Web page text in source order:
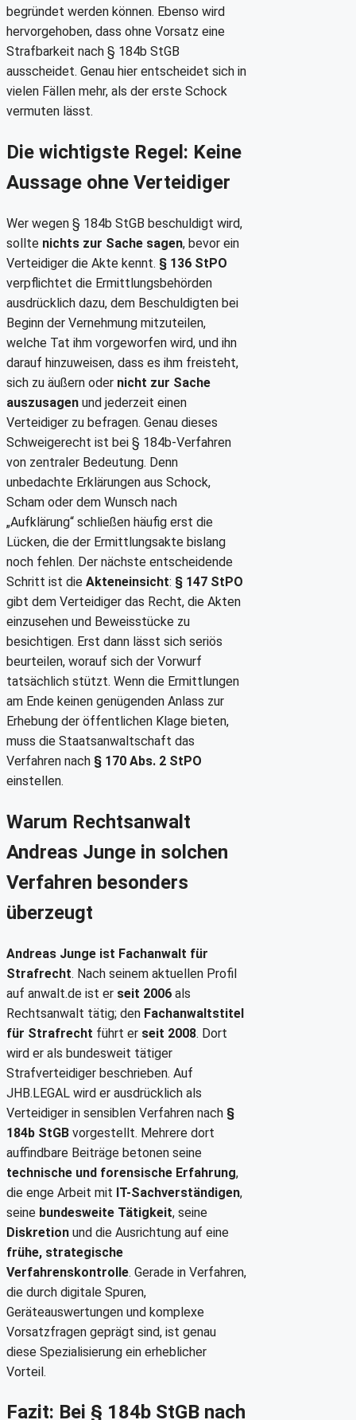
begründet werden können. Ebenso wird
hervorgehoben, dass ohne Vorsatz eine
Strafbarkeit nach § 184b StGB
ausscheidet. Genau hier entscheidet sich in
vielen Fällen mehr, als der erste Schock
vermuten lässt.
Die wichtigste Regel: Keine
Aussage ohne Verteidiger
Wer wegen § 184b StGB beschuldigt wird,
sollte nichts zur Sache sagen, bevor ein
Verteidiger die Akte kennt. § 136 StPO
verpflichtet die Ermittlungsbehörden
ausdrücklich dazu, dem Beschuldigten bei
Beginn der Vernehmung mitzuteilen,
welche Tat ihm vorgeworfen wird, und ihn
darauf hinzuweisen, dass es ihm freisteht,
sich zu äußern oder nicht zur Sache
auszusagen und jederzeit einen
Verteidiger zu befragen. Genau dieses
Schweigerecht ist bei § 184b-Verfahren
von zentraler Bedeutung. Denn
unbedachte Erklärungen aus Schock,
Scham oder dem Wunsch nach
„Aufklärung“ schließen häufig erst die
Lücken, die der Ermittlungsakte bislang
noch fehlen. Der nächste entscheidende
Schritt ist die Akteneinsicht: § 147 StPO
gibt dem Verteidiger das Recht, die Akten
einzusehen und Beweisstücke zu
besichtigen. Erst dann lässt sich seriös
beurteilen, worauf sich der Vorwurf
tatsächlich stützt. Wenn die Ermittlungen
am Ende keinen genügenden Anlass zur
Erhebung der öffentlichen Klage bieten,
muss die Staatsanwaltschaft das
Verfahren nach § 170 Abs. 2 StPO
einstellen.
Warum Rechtsanwalt
Andreas Junge in solchen
Verfahren besonders
überzeugt
Andreas Junge ist Fachanwalt für
Strafrecht. Nach seinem aktuellen Profil
auf anwalt.de ist er seit 2006 als
Rechtsanwalt tätig; den Fachanwaltstitel
für Strafrecht führt er seit 2008. Dort
wird er als bundesweit tätiger
Strafverteidiger beschrieben. Auf
JHB.LEGAL wird er ausdrücklich als
Verteidiger in sensiblen Verfahren nach §
184b StGB vorgestellt. Mehrere dort
auffindbare Beiträge betonen seine
technische und forensische Erfahrung,
die enge Arbeit mit IT-Sachverständigen,
seine bundesweite Tätigkeit, seine
Diskretion und die Ausrichtung auf eine
frühe, strategische
Verfahrenskontrolle. Gerade in Verfahren,
die durch digitale Spuren,
Geräteauswertungen und komplexe
Vorsatzfragen geprägt sind, ist genau
diese Spezialisierung ein erheblicher
Vorteil.
Fazit: Bei § 184b StGB nach